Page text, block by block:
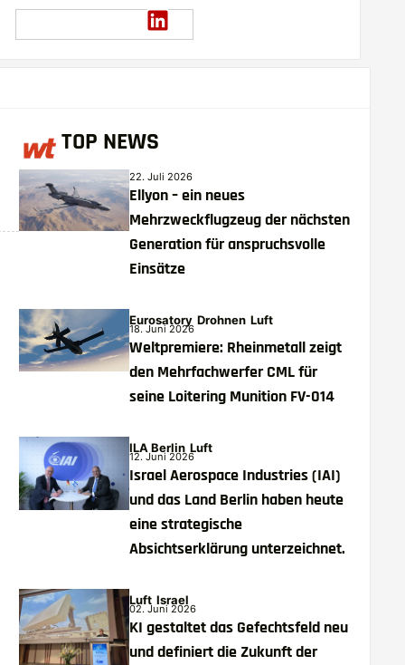
TOP NEWS
22. Juli 2026
Ellyon – ein neues
Mehrzweckflugzeug der nächsten
Generation für anspruchsvolle
Einsätze
Eurosatory Drohnen Luft
18. Juni 2026
Weltpremiere: Rheinmetall zeigt
den Mehrfachwerfer CML für
seine Loitering Munition FV-014
ILA Berlin Luft
12. Juni 2026
Israel Aerospace Industries (IAI)
und das Land Berlin haben heute
eine strategische
Absichtserklärung unterzeichnet.
Luft Israel
02. Juni 2026
KI gestaltet das Gefechtsfeld neu
und definiert die Zukunft der